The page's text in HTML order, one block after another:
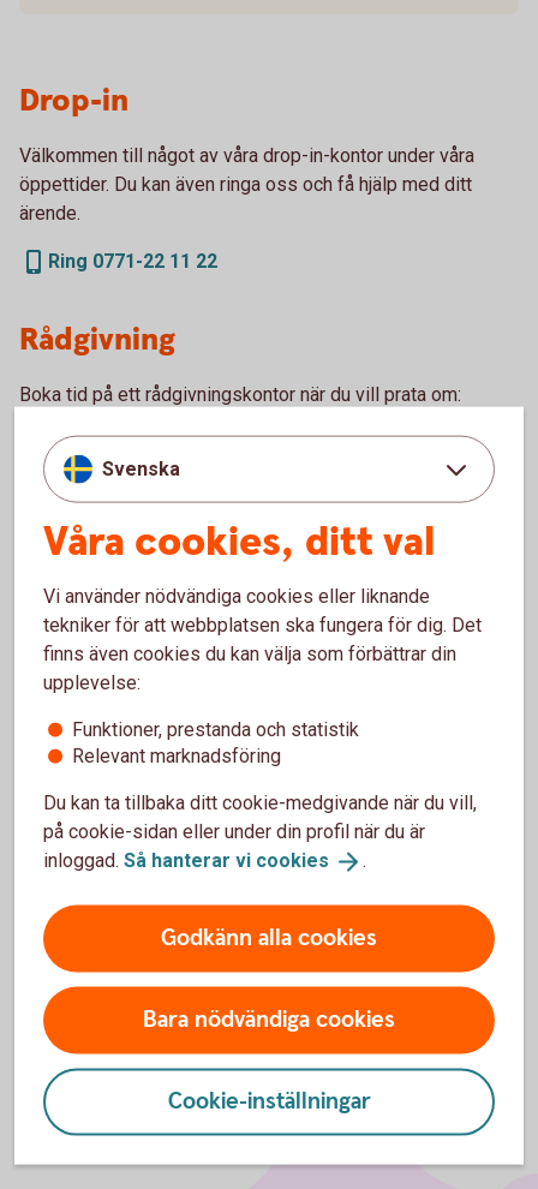
Drop-in
Välkommen till något av våra drop-in-kontor under våra
öppettider. Du kan även ringa oss och få hjälp med ditt
ärende.
Ring 0771-22 11 22
Rådgivning
Boka tid på ett rådgivningskontor när du vill prata om:
Bolån och allt som hör till din boendeekonomi
Ditt och din familjs sparande och placeringar
Pension och personförsäkringar
Betalnings-, finansierings- och tjänstepensionslösningar
för ditt företag
Ring 0771-22 11 22 och boka rådgivning på kontor
Gör en enklare rådgivning själv.
Logga in och gör digital
Bankomat
Besök en bankomat för att sätta in och ta ut kontanter.
Hitta Bankomat(bankomat.se)
Svenska
Våra cookies, ditt val
Vi använder nödvändiga cookies eller liknande
tekniker för att webbplatsen ska fungera för dig. Det
finns även cookies du kan välja som förbättrar din
upplevelse:
Funktioner, prestanda och statistik
Relevant marknadsföring
Du kan ta tillbaka ditt cookie-medgivande när du vill,
på cookie-sidan eller under din profil när du är
inloggad. Så hanterar vi cookies .
Godkänn alla cookies
Bara nödvändiga cookies
Cookie-inställningar